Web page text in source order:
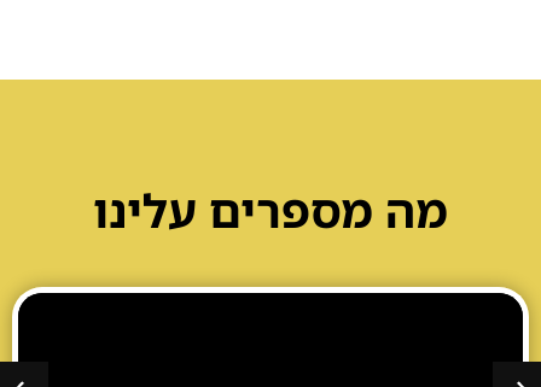
מה מספרים עלינו